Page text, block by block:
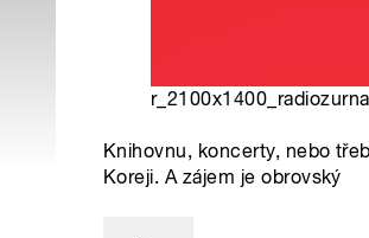
Knihovnu, koncerty, nebo
Koreji. A zájem je obrovský